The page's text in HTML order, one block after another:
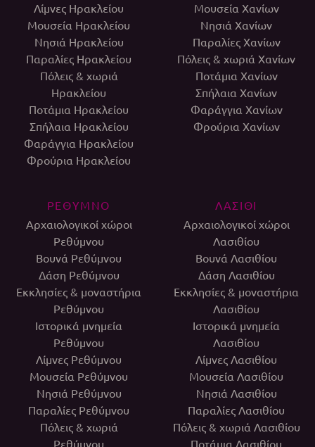
Λίμνες Ηρακλείου
Μουσεία Ηρακλείου
Νησιά Ηρακλείου
Παραλίες Ηρακλείου
Πόλεις & χωριά
Ηρακλείου
Ποτάμια Ηρακλείου
Σπήλαια Ηρακλείου
Φαράγγια Ηρακλείου
Φρούρια Ηρακλείου
Μουσεία Χανίων
Νησιά Χανίων
Παραλίες Χανίων
Πόλεις & χωριά Χανίων
Ποτάμια Χανίων
Σπήλαια Χανίων
Φαράγγια Χανίων
Φρούρια Χανίων
ΡΕΘΥΜΝΟ
Αρχαιολογικοί χώροι
Ρεθύμνου
Βουνά Ρεθύμνου
Δάση Ρεθύμνου
Εκκλησίες & μοναστήρια
Ρεθύμνου
Ιστορικά μνημεία
Ρεθύμνου
Λίμνες Ρεθύμνου
Μουσεία Ρεθύμνου
Νησιά Ρεθύμνου
Παραλίες Ρεθύμνου
Πόλεις & χωριά
Ρεθύμνου
ΛΑΣΙΘΙ
Αρχαιολογικοί χώροι
Λασιθίου
Βουνά Λασιθίου
Δάση Λασιθίου
Εκκλησίες & μοναστήρια
Λασιθίου
Ιστορικά μνημεία
Λασιθίου
Λίμνες Λασιθίου
Μουσεία Λασιθίου
Νησιά Λασιθίου
Παραλίες Λασιθίου
Πόλεις & χωριά Λασιθίου
Ποτάμια Λασιθίου